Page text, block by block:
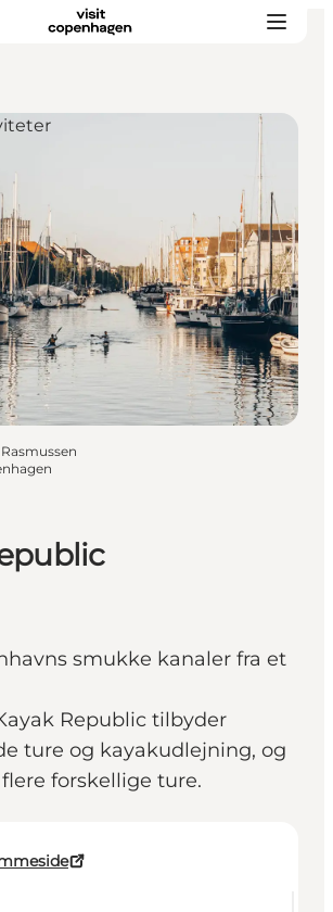
tur
Card
smukke kanaler fra et
Republic tilbyder
ture og kayakudlejning, og
forskellige ture.